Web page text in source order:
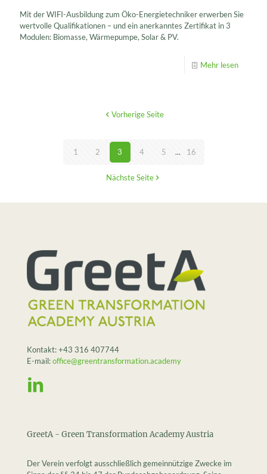
Mit der WIFI-Ausbildung zum Öko-Energietechniker erwerben Sie
wertvolle Qualifikationen – und ein anerkanntes Zertifikat in 3
Modulen: Biomasse, Wärmepumpe, Solar & PV.
Mehr lesen
Vorherige Seite
1 2 3 4 5 ... 16
Nächste Seite
Kontakt:+43 316 407744
E-mail:office@greentransformation.academy
GreetA - Green Transformation Academy Austria
Der Verein verfolgt ausschließlich gemeinnützige Zwecke im